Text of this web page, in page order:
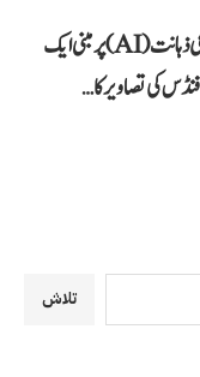
سعودی عرب میں ایک سعودی خاتون ڈاکٹر نے مصنوعی ذہانت (AI) پر مبنی ایک
کی تصاویر کا…
تلاش